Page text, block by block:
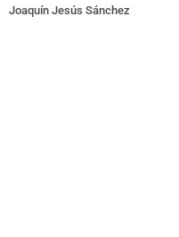
Joaquín Jesús Sánchez